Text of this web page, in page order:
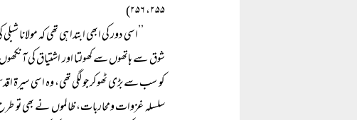
۲۵۵، ۲۵۶)
’’اسی دور کی ابھی ابتدا ہی تھی کہ
شوق سے ہاتھوں سے کھولتا اور اشتیاق کی
کو سب سے بڑی ٹھوکر جو لگی تھی، وہ اسی
سلسلہ غزوات ومحاربات، ظالموں نے بھی تو